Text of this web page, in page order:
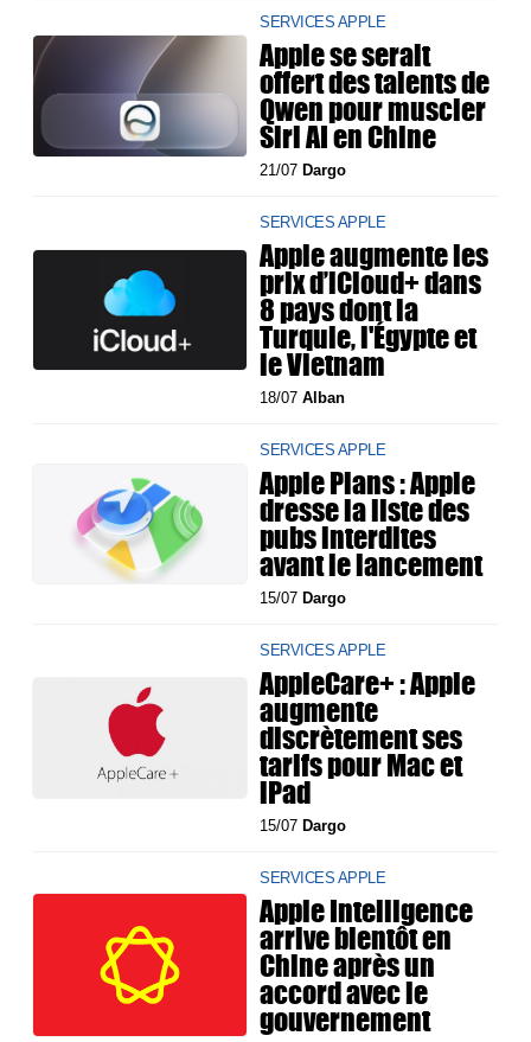
SERVICES APPLE
Apple se serait
offert des talents de
Qwen pour muscler
Siri AI en Chine
21/07 Dargo
SERVICES APPLE
Apple augmente les
prix d’iCloud+ dans
8 pays dont la
Turquie, l'Égypte et
le Vietnam
18/07Alban
SERVICES APPLE
Apple Plans : Apple
dresse la liste des
pubs interdites
avant le lancement
15/07 Dargo
SERVICES APPLE
AppleCare+ : Apple
augmente
discrètement ses
tarifs pour Mac et
iPad
15/07 Dargo
SERVICES APPLE
Apple Intelligence
arrive bientôt en
Chine après un
accord avec le
gouvernement